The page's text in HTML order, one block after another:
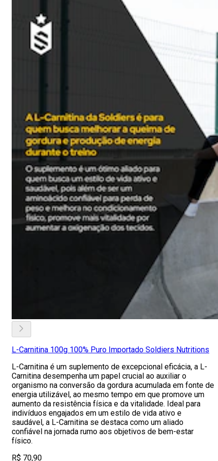
L-Carnitina 100g 100% Puro Importado Soldiers Nutritions
L-Carnitina é um suplemento de excepcional eficácia, a L-
Carnitina desempenha um papel crucial ao auxiliar o
organismo na conversão da gordura acumulada em fonte de
energia utilizável, ao mesmo tempo em que promove um
aumento da resistência física e da vitalidade. Ideal para
indivíduos engajados em um estilo de vida ativo e
saudável, a L-Carnitina se destaca como um aliado
confiável na jornada rumo aos objetivos de bem-estar
físico.
R$ 70,90